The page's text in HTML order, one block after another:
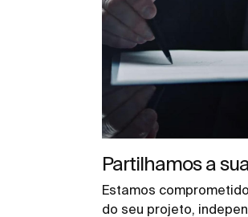
Partilhamos a
Estamos
do seu projeto,